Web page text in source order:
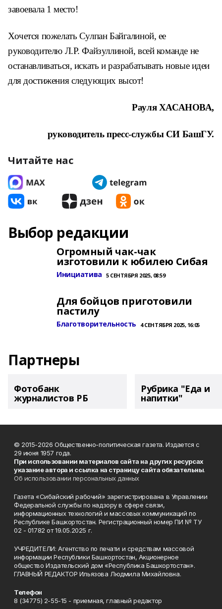
завоевала 1 место!
Хочется пожелать Сулпан Байгалиной, ее
руководителю Л.Р. Файзуллиной, всей команде не
останавливаться, искать и разрабатывать новые идеи
для достижения следующих высот!
Рауля ХАСАНОВА,
руководитель пресс-службы СИ БашГУ.
Читайте нас
Выбор редакции
Огромный чак-чак
изготовили к юбилею Сибая
Инициатива 5 СЕНТЯБРЯ 2025, 08:59
Для бойцов приготовили
пастилу
Благотворительность 4 СЕНТЯБРЯ 2025, 16:05
Партнеры
Фотобанк
журналистов РБ
Рубрика "Еда и
напитки"
© 2015-2026 Общественно-политическая газета. Издается с
29 июня 1957 года.
При использовании материалов сайта на других ресурсах
указание автора и ссылка на страницу сайта обязательны.
Об использовании персональных данных
Газета «Сибайский рабочий» зарегистрирована в Управлении
Федеральной службы по надзору в сфере связи,
информационных технологий и массовых коммуникаций по
Республике Башкортостан. Регистрационный номер ПИ № ТУ
02 - 01782 от 19.05.2025 г.
УЧРЕДИТЕЛИ: Агентство по печати и средствам массовой
информации Республики Башкортостан, Акционерное
общество Издательский дом «Республика Башкортостан».
ГЛАВНЫЙ РЕДАКТОР Ильязова Людмила Михайловна.
Телефон
8 (34775) 2-55-15 - приемная, главный редактор